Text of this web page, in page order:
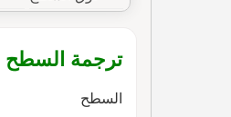
ترجمة السطح
السطح